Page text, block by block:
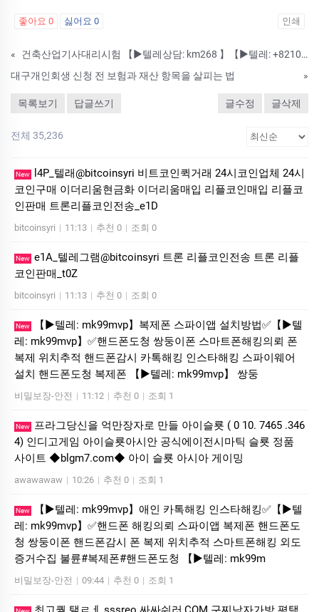
좋아요 0 싫어요 0 인쇄
«
건축산업기사대리시험 【▶텔레상담: km268 】【▶텔레: +8210-2452-9789】국가기술자격증대리시험 텝스대리시험 토익대리시험 24시간 친절상담!! ➤안전보장-합격보장 ➤이미접수하셨어도 상담진행가능합니다. #자격증대리
대구개인회생 신청 전 보험과 재산 항목을 살피는 법
»
목록보기 답글쓰기 글수정 글삭제
전체 35,236
New
l4P_텔래@bitcoinsyri 비트코인퀵거래 24시코인업체 24시
코인구매 이더리움현금화 이더리움매입 리플코인매입 리플코
인판매 트론리플코인전송_e1D
bitcoinsyri | 11:13 | 추천 0 | 조회 0
New e1A_텔레그램@bitcoinsyri 트론 리플코인전송 트론 리플
코인판매_t0Z
bitcoinsyri | 11:13 | 추천 0 | 조회 0
New
【▶텔레: mk99mvp】복제폰 스파이앱 설치방법✅【▶텔
레: mk99mvp】✅핸드폰도청 쌍둥이폰 스마트폰해킹의뢰 폰
복제 위치추적 핸드폰감시 카톡해킹 인스타해킹 스파이웨어
설치 핸드폰도청 복제폰 【▶텔레: mk99mvp】 쌍둥
비밀보장-안전 | 11:12 | 추천 0 | 조회 1
New
프라그당신을 억만장자로 만들 아이슬룟 ( 0 10. 7465 .346
4) 인디­고게­임 아이슬룟아시안 공식에이전시마틱 슬룟 정품
사이트 ◆blgm7.com◆ 아이 슬룟 아시아 게이밍
awawawaw | 10:26 | 추천 0 | 조회 1
New
【▶텔레: mk99mvp】애인 카톡해킹 인스타해킹✅【▶텔
레: mk99mvp】✅핸드폰 해킹의뢰 스파이앱 복제폰 핸드폰도
청 쌍둥이폰 핸드폰감시 폰 복제 위치추적 스마트폰해킹 외도
증거수집 불륜#복제폰#핸드폰도청 【▶텔레: mk99m
비밀보장-안전 | 09:44 | 추천 0 | 조회 1